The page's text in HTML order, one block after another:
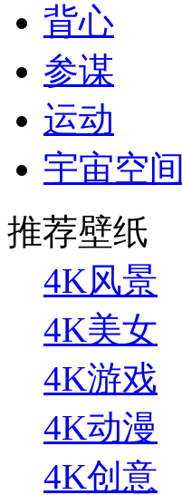
背心
参谋
运动
宇宙空间
推荐壁纸
4K风景
4K美女
4K游戏
4K动漫
4K创意